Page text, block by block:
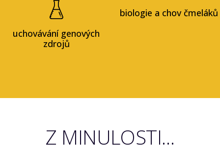
uchovávání genových
zdrojů
biologie a chov čmeláků
Z MINULOSTI...